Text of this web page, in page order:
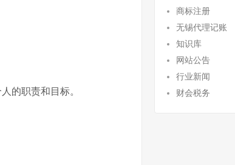
的职责和目标。
商标注册
无锡代理记账
知识库
网站公告
行业新闻
财会税务